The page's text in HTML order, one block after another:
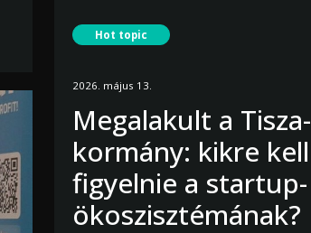
legnagyobb, Balaton-parti rock
metal zenekar is visszaigazolta az
érkezését.
Bővebben
Hot topic
2026. május 13.
Megalakult a Tisza-
kormány: kikre kell
figyelnie a startup-
ökoszisztémának?